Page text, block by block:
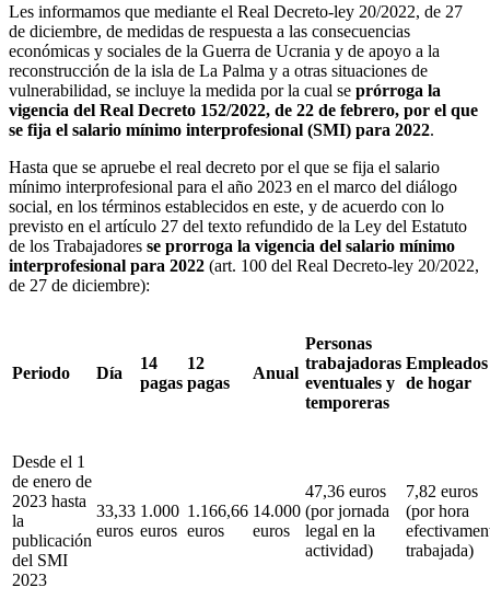
Les informamos que mediante el Real Decreto-ley 20/2022, de 27
de diciembre, de medidas de respuesta a las consecuencias
económicas y sociales de la Guerra de Ucrania y de apoyo a la
reconstrucción de la isla de La Palma y a otras situaciones de
vulnerabilidad, se incluye la medida por la cual se prórroga la
vigencia del Real Decreto 152/2022, de 22 de febrero, por el que
se fija el salario mínimo interprofesional (SMI) para 2022.
Hasta que se apruebe el real decreto por el que se fija el salario
mínimo interprofesional para el año 2023 en el marco del diálogo
social, en los términos establecidos en este, y de acuerdo con lo
previsto en el artículo 27 del texto refundido de la Ley del Estatuto
de los Trabajadores se prorroga la vigencia del salario mínimo
interprofesional para 2022 (art. 100 del Real Decreto-ley 20/2022,
de 27 de diciembre):
Periodo Día
14
pagas
12
pagas
Anual
Personas
trabajadoras
eventuales y
temporeras
Empleados
de hogar
Desde el 1
de enero de
2023 hasta
la
publicación
del SMI
2023
33,33
euros
1.000
euros
1.166,66
euros
14.000
euros
47,36 euros
(por jornada
legal en la
actividad)
7,82 euros
(por hora
trabajada)